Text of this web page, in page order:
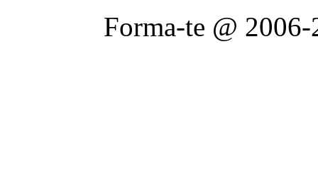
Forma-te @